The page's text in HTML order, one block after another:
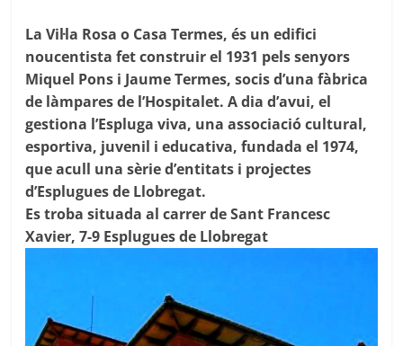
La Vil·la Rosa o Casa Termes, és un edifici
noucentista fet construir el 1931 pels senyors
Miquel Pons i Jaume Termes, socis d’una fàbrica
de làmpares de l’Hospitalet. A dia d’avui, el
gestiona l’Espluga viva, una associació cultural,
esportiva, juvenil i educativa, fundada el 1974,
que acull una sèrie d’entitats i projectes
d’Esplugues de Llobregat.
Es troba situada al carrer de Sant Francesc
Xavier, 7-9 Esplugues de Llobregat